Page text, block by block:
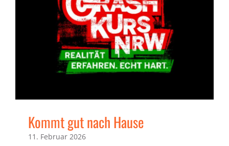
Kommt gut nach Hause
11. Februar 2026